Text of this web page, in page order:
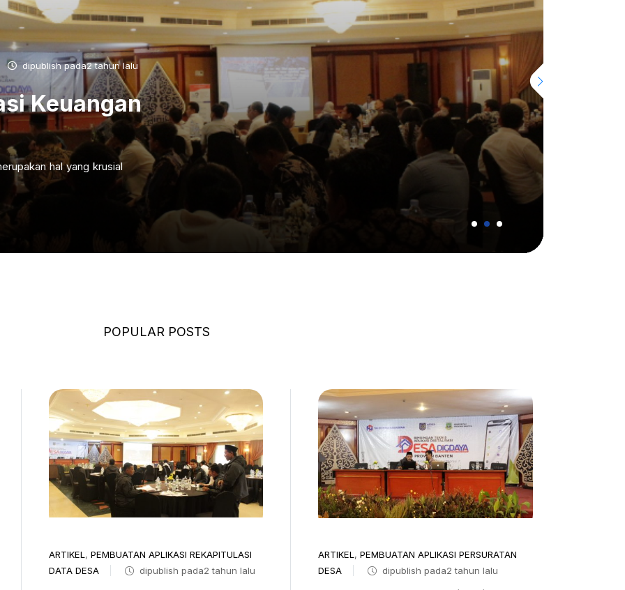
dipublish pada2 tahun lalu
Keuangan
hal yang krusial
POPULAR POSTS
ARTIKEL , PEMBUATAN APLIKASI REKAPITULASI
DATA DESA
dipublish pada2 tahun lalu
ARTIKEL , PEMBUATAN APLIKASI PERSURATAN
DESA
dipublish pada2 tahun lalu